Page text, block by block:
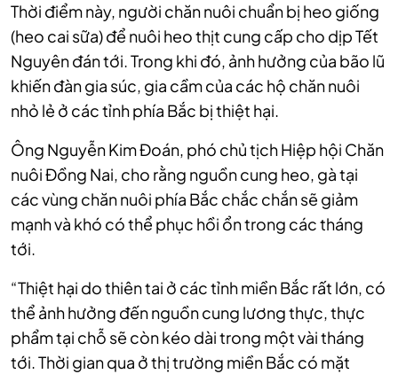
Thời điểm này, người chăn nuôi chuẩn bị heo giống
(heo cai sữa) để nuôi heo thịt cung cấp cho dịp Tết
Nguyên đán tới. Trong khi đó, ảnh hưởng của bão lũ
khiến đàn gia súc, gia cầm của các hộ chăn nuôi
nhỏ lẻ ở các tỉnh phía Bắc bị thiệt hại.
Ông Nguyễn Kim Đoán, phó chủ tịch Hiệp hội Chăn
nuôi Đồng Nai, cho rằng nguồn cung heo, gà tại
các vùng chăn nuôi phía Bắc chắc chắn sẽ giảm
mạnh và khó có thể phục hồi ổn trong các tháng
tới.
“Thiệt hại do thiên tai ở các tỉnh miền Bắc rất lớn, có
thể ảnh hưởng đến nguồn cung lương thực, thực
phẩm tại chỗ sẽ còn kéo dài trong một vài tháng
tới. Thời gian qua ở thị trường miền Bắc có mặt